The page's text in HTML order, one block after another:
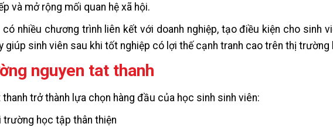
và mở rộng mối quan hệ xã hội.
nhiều chương trình liên kết với doanh nghiệp, tạo điều kiện cho sinh
giúp sinh viên sau khi tốt nghiệp có lợi thế cạnh tranh cao trên thị trường
nguyen tat thanh
trở thành lựa chọn hàng đầu của học sinh sinh viên:
học tập thân thiện